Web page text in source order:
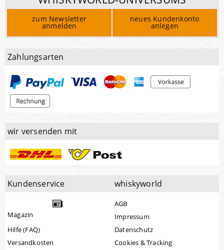
zum Newsletter
anmelden
neues Kundenkonto
anlegen
Zahlungsarten
wir versenden mit
Kundenservice
Magazin
Hilfe (FAQ)
Versandkosten
whiskyworld
AGB
Impressum
Datenschutz
Cookies & Tracking